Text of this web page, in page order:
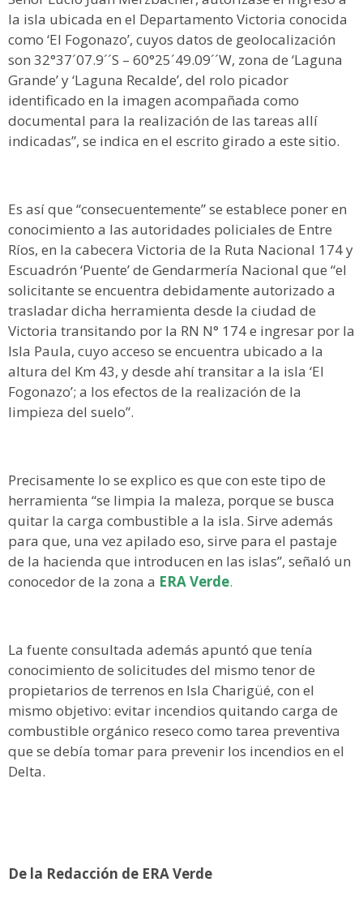
la isla ubicada en el Departamento Victoria conocida
como ‘El Fogonazo’, cuyos datos de geolocalización
son 32°37´07.9´´S – 60°25´49.09´´W, zona de ‘Laguna
Grande’ y ‘Laguna Recalde’, del rolo picador
identificado en la imagen acompañada como
documental para la realización de las tareas allí
indicadas”, se indica en el escrito girado a este sitio.
Es así que “consecuentemente” se establece poner en
conocimiento a las autoridades policiales de Entre
Ríos, en la cabecera Victoria de la Ruta Nacional 174 y
Escuadrón ‘Puente’ de Gendarmería Nacional que “el
solicitante se encuentra debidamente autorizado a
trasladar dicha herramienta desde la ciudad de
Victoria transitando por la RN N° 174 e ingresar por la
Isla Paula, cuyo acceso se encuentra ubicado a la
altura del Km 43, y desde ahí transitar a la isla ‘El
Fogonazo’; a los efectos de la realización de la
limpieza del suelo”.
Precisamente lo se explico es que con este tipo de
herramienta “se limpia la maleza, porque se busca
quitar la carga combustible a la isla. Sirve además
para que, una vez apilado eso, sirve para el pastaje
de la hacienda que introducen en las islas”, señaló un
conocedor de la zona a ERA Verde.
La fuente consultada además apuntó que tenía
conocimiento de solicitudes del mismo tenor de
propietarios de terrenos en Isla Charigüé, con el
mismo objetivo: evitar incendios quitando carga de
combustible orgánico reseco como tarea preventiva
que se debía tomar para prevenir los incendios en el
Delta.
De la Redacción de ERA Verde